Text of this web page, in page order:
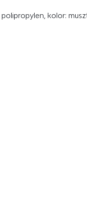
polipropylen, kolor: